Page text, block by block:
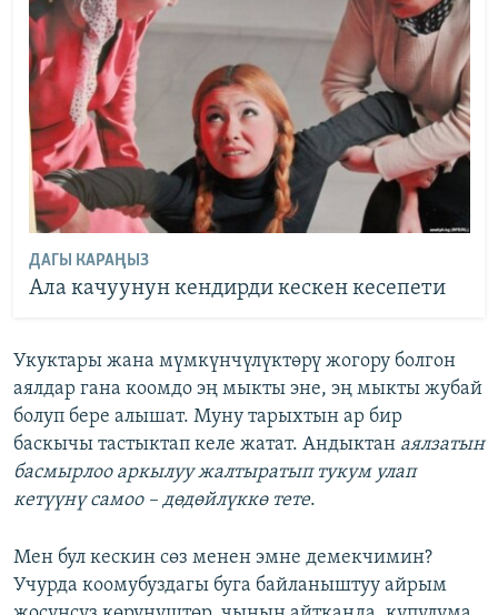
ДАГЫ КАРАҢЫЗ
Ала качуунун кендирди кескен кесепети
Укуктары жана мүмкүнчүлүктөрү жогору болгон
аялдар гана коомдо эң мыкты эне, эң мыкты жубай
болуп бере алышат. Муну тарыхтын ар бир
баскычы тастыктап келе жатат. Андыктан аялзатын
басмырлоо аркылуу жалтыратып тукум улап
кетүүнү самоо – дөдөйлүккө тете.
Мен бул кескин сөз менен эмне демекчимин?
Учурда коомубуздагы буга байланыштуу айрым